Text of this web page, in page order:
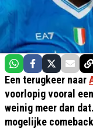
Een terugkeer naar
voorlopig vooral
weinig meer dan
mogelijke